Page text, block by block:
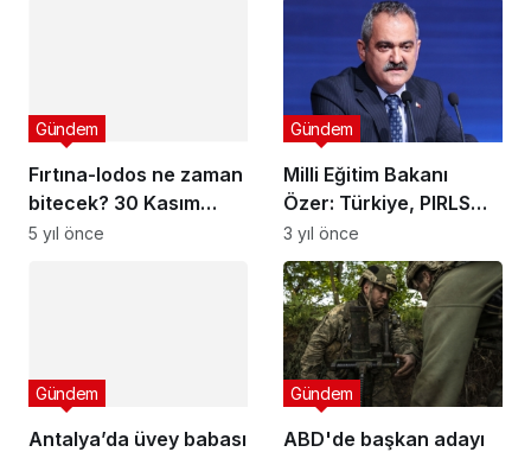
Fırtına-lodos ne zaman
bitecek? 30 Kasım
bugünkü hava
Gündem
5 yıl önce
Milli Eğitim Bakanı
Özer: Türkiye, PIRLS
2021 sonuçlarına göre
puanını en çok artıran
ikinci ülke oldu
Gündem
3 yıl önce
Antalya’da üvey babası
Gündem
ABD'de başkan adayı
Gündem